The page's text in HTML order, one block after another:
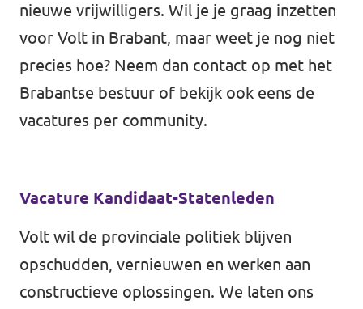
Contact
Vacatures
nieuwe vrijwilligers. Wil je je graag inzetten
voor Volt in Brabant, maar weet je nog niet
precies hoe? Neem dan contact op met het
Brabantse bestuur of bekijk ook eens de
vacatures per community.
Vacature Kandidaat-Statenleden
Volt wil de provinciale politiek blijven
opschudden, vernieuwen en werken aan
constructieve oplossingen. We laten ons